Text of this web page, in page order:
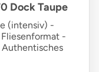
Dock Taupe
(intensiv) -
-